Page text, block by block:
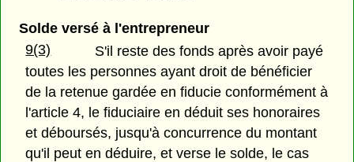
Solde versé à l'entrepreneur
9(3)
S'il reste des fonds après avoir payé
toutes les personnes ayant droit de bénéficier
de la retenue gardée en fiducie conformément à
l'article 4, le fiduciaire en déduit ses honoraires
et déboursés, jusqu'à concurrence du montant
qu'il peut en déduire, et verse le solde, le cas